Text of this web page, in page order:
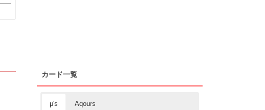
カード一覧
μ's Aqours